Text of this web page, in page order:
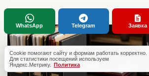
Cookie помогают сайту и формам работать корректно.
Для статистики посещений используем
Яндекс.Метрику. Политика
WhatsApp Telegram Заявка